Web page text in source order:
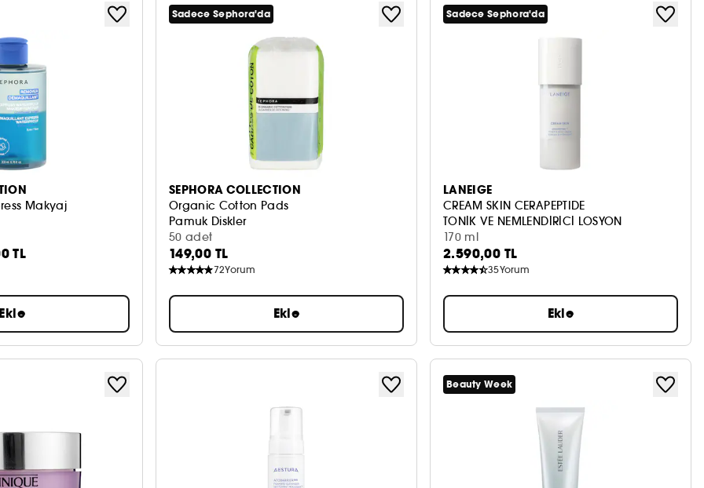
Makyaj
Yatıştırır
TL
Ekle
Sadece Sephora'da
SEPHORA COLLECTION
Organic Cotton Pads
Pamuk Diskler
50 adet
149,00 TL
72Yorum
Ekle
Sadece Sephora'da
LANEIGE
CREAM SKIN CERAPEPTIDE
TONİK VE NEMLENDİRİCİ LOSYON
170 ml
2.590,00 TL
35Yorum
Ekle
Beauty Week